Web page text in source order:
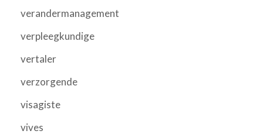
verandermanagement
verpleegkundige
vertaler
verzorgende
visagiste
vives